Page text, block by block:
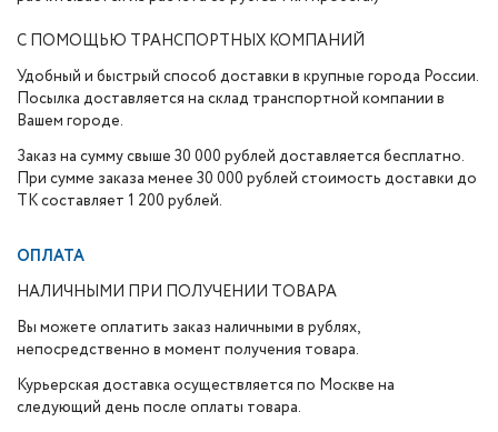
С ПОМОЩЬЮ ТРАНСПОРТНЫХ КОМПАНИЙ
Удобный и быстрый способ доставки в крупные города России.
Посылка доставляется на склад транспортной компании в
Вашем городе.
Заказ на сумму свыше 30 000 рублей доставляется бесплатно.
При сумме заказа менее 30 000 рублей стоимость доставки до
ТК составляет 1 200 рублей.
ОПЛАТА
НАЛИЧНЫМИ ПРИ ПОЛУЧЕНИИ ТОВАРА
Вы можете оплатить заказ наличными в рублях,
непосредственно в момент получения товара.
Курьерская доставка осуществляется по Москве на
следующий день после оплаты товара.